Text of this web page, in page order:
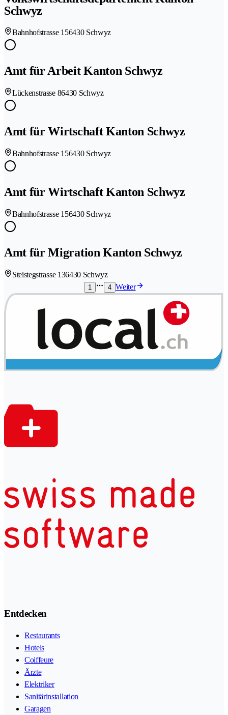
Schwyz
Bahnhofstrasse 156430 Schwyz
Amt für Arbeit Kanton Schwyz
Lückenstrasse 86430 Schwyz
Amt für Wirtschaft Kanton Schwyz
Bahnhofstrasse 156430 Schwyz
Amt für Wirtschaft Kanton Schwyz
Bahnhofstrasse 156430 Schwyz
Amt für Migration Kanton Schwyz
Steistegstrasse 136430 Schwyz
1 4 Weiter
Entdecken
Restaurants
Hotels
Coiffeure
Ärzte
Elektriker
Sanitärinstallation
Garagen